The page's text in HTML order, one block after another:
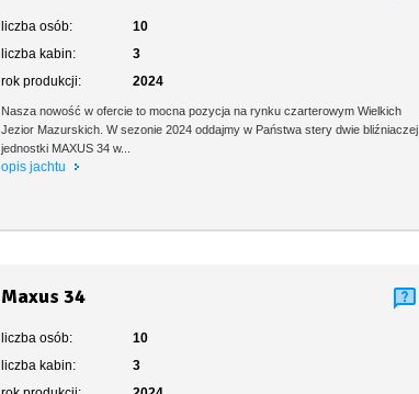
liczba osób:
10
liczba kabin:
3
rok produkcji:
2024
Nasza nowość w ofercie to mocna pozycja na rynku czarterowym Wielkich
Jezior Mazurskich. W sezonie 2024 oddajmy w Państwa stery dwie bliźniaczej
jednostki MAXUS 34 w...
opis jachtu
Maxus 34
liczba osób:
10
liczba kabin:
3